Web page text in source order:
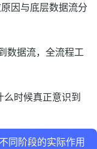
因与底层数据流分
数据流，全流程工
时候真正意识到
同阶段的实际作用